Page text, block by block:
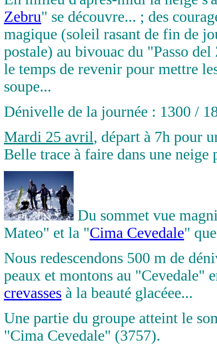
Zebru" se découvre... ; des
magique (soleil rasant de fin de
postale) au bivouac du "Passo
le temps de revenir pour mettre
soupe...
Dénivelle de la journée : 1300 /
Mardi 25 avril, départ à 7h pour
Belle trace à faire dans une
Du sommet vue
Mateo" et la "Cima Cevedale"
Nous redescendons 500 m de
peaux et montons au "Cevedale"
crevasses à la beauté glacéee...
Une partie du groupe atteint le
"Cima Cevedale" (3757).